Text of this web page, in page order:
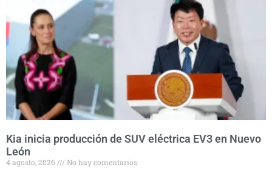
Kia inicia producción de SUV eléctrica EV3 en Nuevo
León
4 agosto, 2026 No hay comentarios